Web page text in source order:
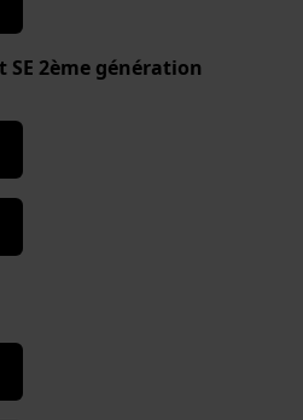
SE 2ème génération